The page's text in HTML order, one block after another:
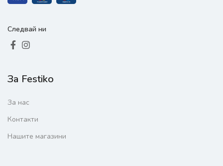
Следвай ни
За Festiko
За нас
Контакти
Нашите магазини